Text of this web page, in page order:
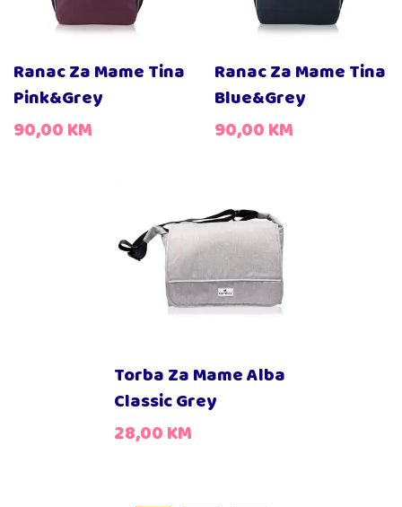
Ranac Za Mame Tina
Pink&Grey
90,00KM
Ranac Za Mame Tina
Blue&Grey
90,00KM
Torba Za Mame Alba
Classic Grey
28,00KM